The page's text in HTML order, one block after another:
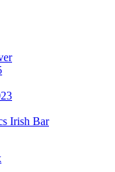
Irish Bar